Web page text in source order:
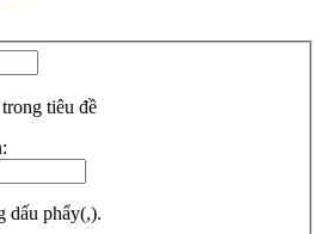
tiêu đề
dấu phẩy(,).